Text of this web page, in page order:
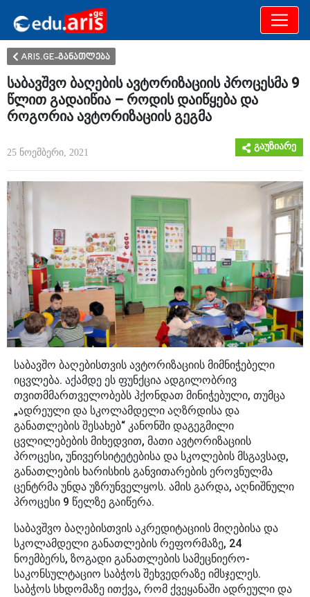
განათლება
ARIS.GE-განათლება
საბავშვო ბაღების ავტორიზაციის პროცესმა 9
წლით გადაიწია – როდის დაიწყება და
როგორია ავტორიზაციის გეგმა
25 ნოემბერი, 2021
გაუზიარე
საბავშო ბაღებისთვის ავტორიზაციის მიმნიჭებელი
იცვლება. აქამდე ეს ფუნქცია ადგილობრივ
თვითმმართველობებს ჰქონდათ მინიჭებული, თუმცა
„ადრეული და სკოლამდელი აღზრდისა და
განათლების შესახებ“ კანონში დაგეგმილი
ცვლილებების მიხედვით, მათი ავტორიზაციის
პროცესი, უნივერსიტეტებისა და სკოლების მსგავსად,
განათლების ხარისხის განვითარების ეროვნულმა
ცენტრმა უნდა უზრუნველყოს. ამის გარდა, აღნიშნული
პროცესი 9 წელზე გაიწერა.
საბავშვო ბაღებისთვის აკრედიტაციის მიღებისა და
სკოლამდელი განათლების რეფორმაზე, 24
ნოემბერს, ზოგადი განათლების სამეცნიერო-
საკონსულტაციო საბჭოს შეხვედრაზე იმსჯელეს.
საბჭოს სხდომაზე ითქვა, რომ ქვეყანაში ადრეული და